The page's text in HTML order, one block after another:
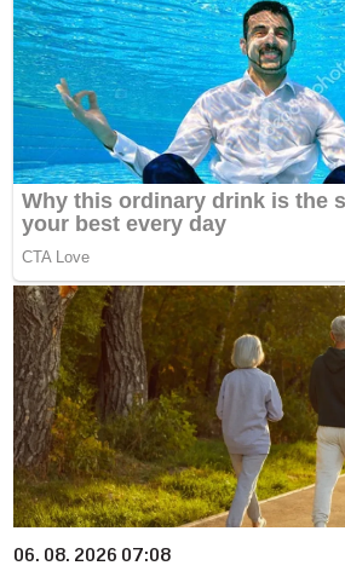
06. 08. 2026 07:08